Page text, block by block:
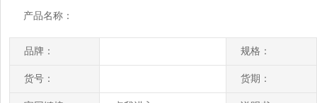
产品名称：
品牌： 规格：
货号： 货期：